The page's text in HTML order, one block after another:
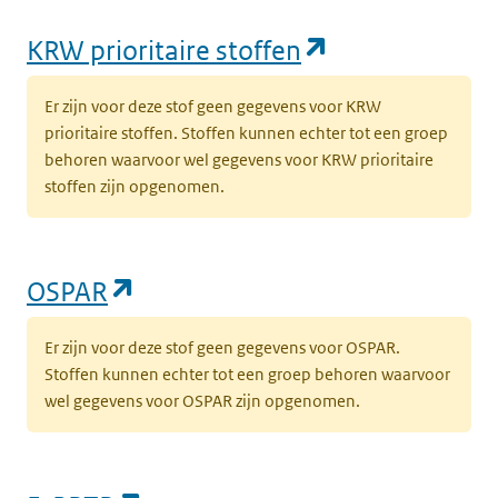
KRW prioritaire stoffen
Er zijn voor deze stof geen gegevens voor KRW
prioritaire stoffen. Stoffen kunnen echter tot een groep
behoren waarvoor wel gegevens voor KRW prioritaire
stoffen zijn opgenomen.
OSPAR
Er zijn voor deze stof geen gegevens voor OSPAR.
Stoffen kunnen echter tot een groep behoren waarvoor
wel gegevens voor OSPAR zijn opgenomen.